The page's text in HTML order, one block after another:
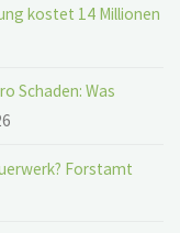
kostet 14 Millionen
Schaden: Was
Forstamt